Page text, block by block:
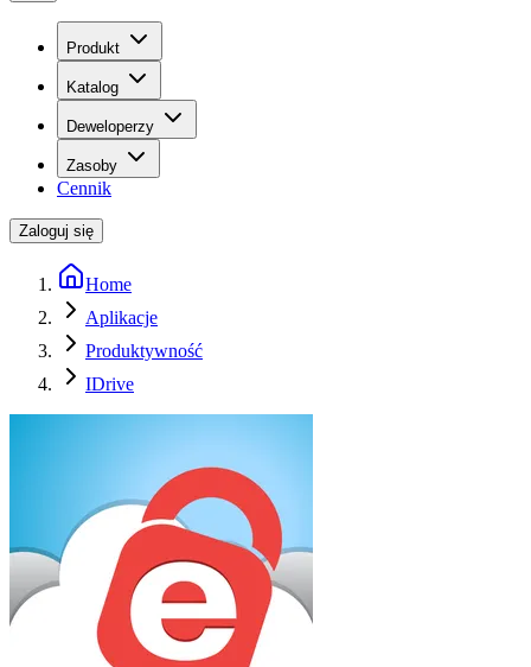
Produkt
Katalog
Deweloperzy
Zasoby
Cennik
Zaloguj się
Home
Aplikacje
Produktywność
IDrive